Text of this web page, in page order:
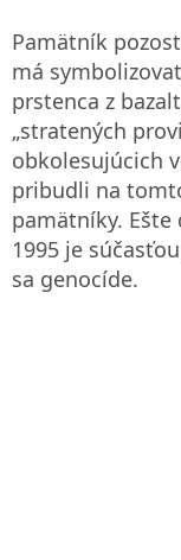
Pamätník
má
prstenca z
„stratených
obkolesujúcich
pribudli na
pamätníky. Ešte
1995 je
sa genocíde.